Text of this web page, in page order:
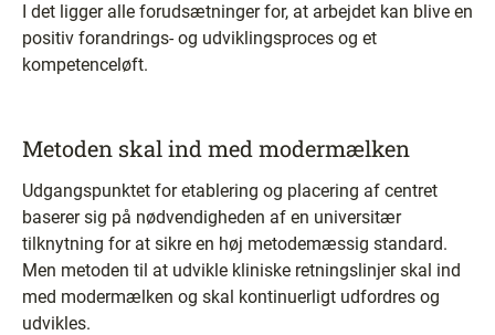
I det ligger alle forudsætninger for, at arbejdet kan blive en
positiv forandrings- og udviklingsproces og et
kompetenceløft.
Metoden skal ind med modermælken
Udgangspunktet for etablering og placering af centret
baserer sig på nødvendigheden af en universitær
tilknytning for at sikre en høj metodemæssig standard.
Men metoden til at udvikle kliniske retningslinjer skal ind
med modermælken og skal kontinuerligt udfordres og
udvikles.